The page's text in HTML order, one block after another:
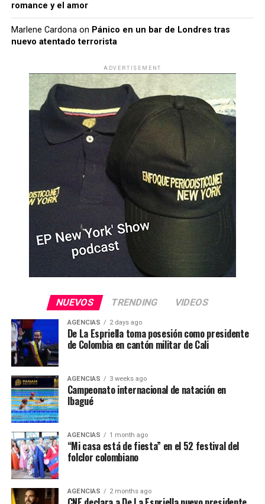
romance y el amor
Marlene Cardonaon Pánico en un bar de Londres tras
nuevo atentado terrorista
ADVERTISEMENT
NUEVOS TRENDING VIDEOS
AGENCIAS 2 days ago
De La Espriella toma posesión como presidente
de Colombia en cantón militar de Cali
AGENCIAS 3 weeks ago
Campeonato internacional de natación en
Ibagué
AGENCIAS 1 month ago
“Mi casa está de fiesta” en el 52 festival del
folclor colombiano
AGENCIAS 2 months ago